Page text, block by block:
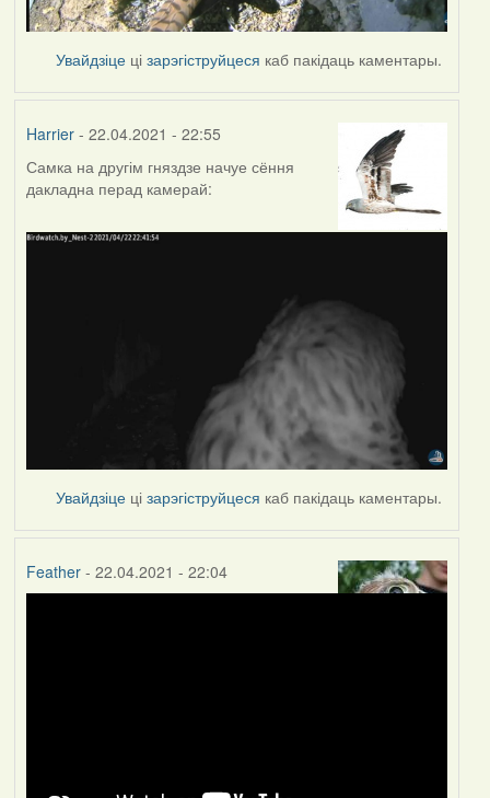
Увайдзіце цізарэгіструйцеся каб пакідаць каментары.
Harrier- 22.04.2021 - 22:55
Самка на другім гняздзе начуе сёння
дакладна перад камерай:
Увайдзіце цізарэгіструйцеся каб пакідаць каментары.
Feather- 22.04.2021 - 22:04